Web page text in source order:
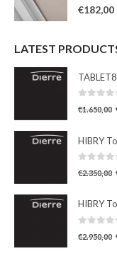
0Su 5
€182,00
LATEST
€1.650,00
HIBRY
€2.350,00
HIBRY
€2.950,00